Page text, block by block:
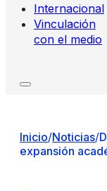
Internacional
Vinculación
con el medio
Inicio/Noticias/
expansión